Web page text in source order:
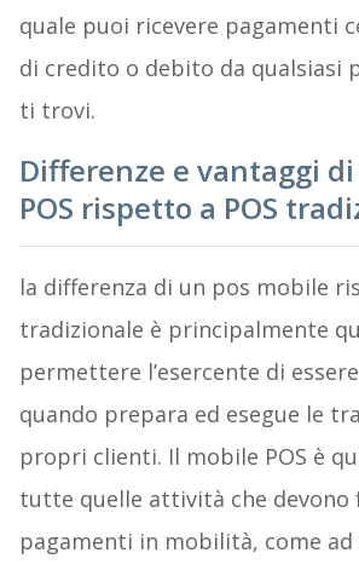
quale puoi ricevere pagamenti
di credito o debito da qualsiasi
ti trovi.
Differenze e vantaggi
POS rispetto a POS
la differenza di un pos mobile
tradizionale è principalmente
permettere l’esercente di
quando prepara ed esegue le
propri clienti. Il mobile POS è
tutte quelle attività che devono
pagamenti in mobilità, come ad